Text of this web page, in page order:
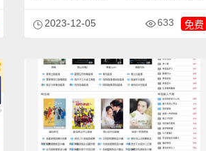
2023-12-05 633 免费